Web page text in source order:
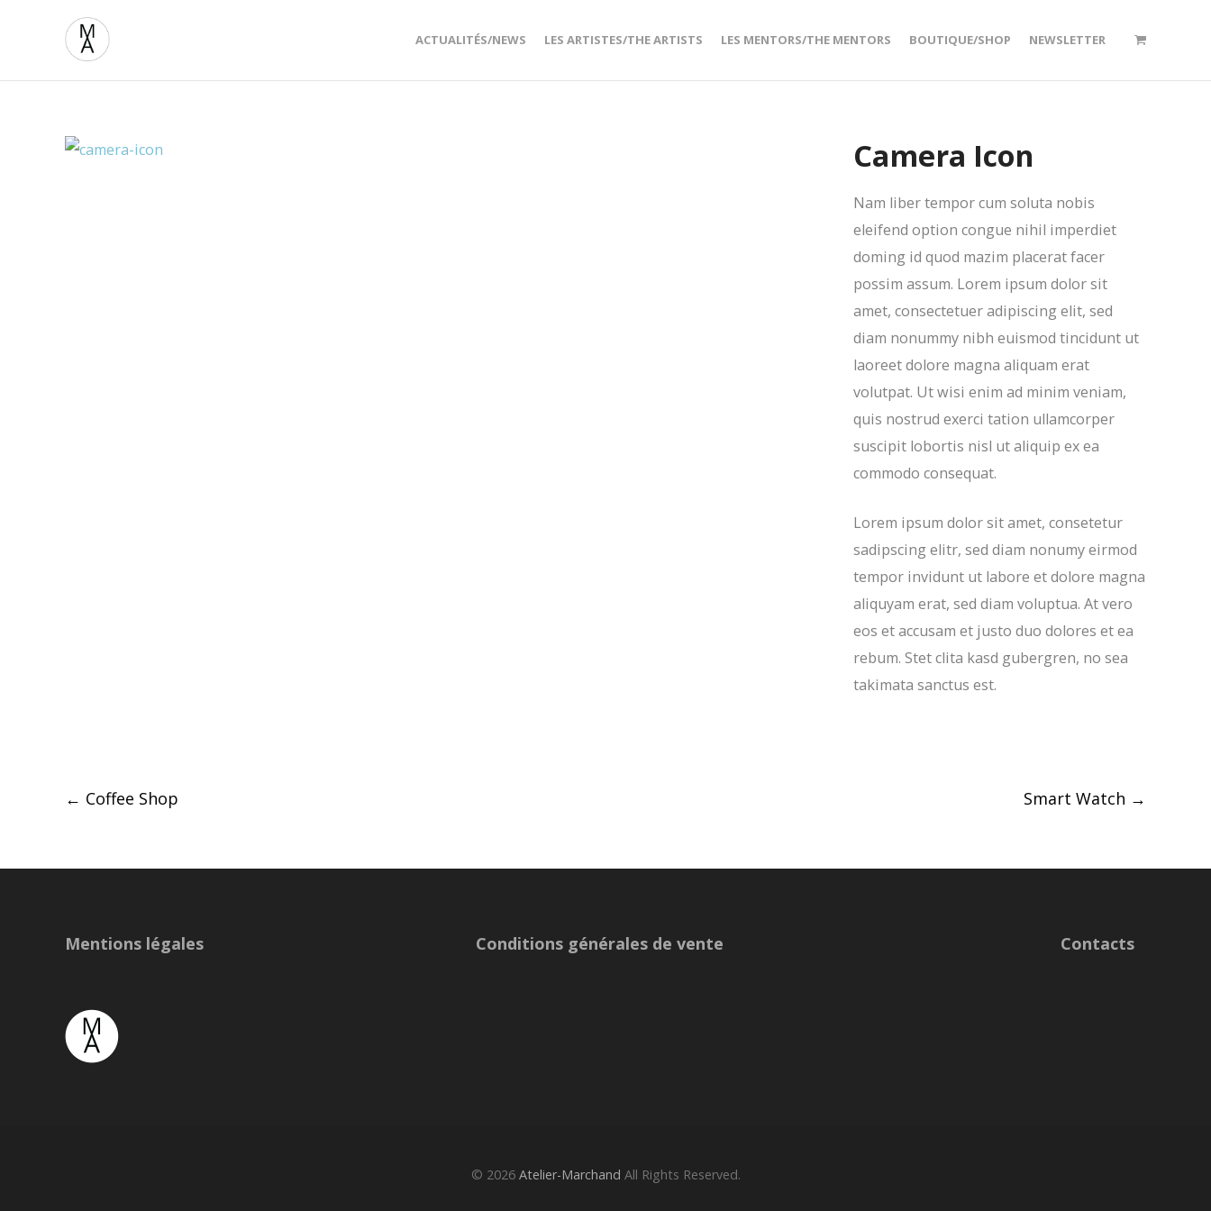
ACTUALITÉS/NEWS LES ARTISTES/THE ARTISTS LES MENTORS/THE MENTORS BOUTIQUE/SHOP NEWSLETTER
Camera Icon
Nam liber tempor cum soluta nobis
eleifend option congue nihil imperdiet
doming id quod mazim placerat facer
possim assum. Lorem ipsum dolor sit
amet, consectetuer adipiscing elit, sed
diam nonummy nibh euismod tincidunt ut
laoreet dolore magna aliquam erat
volutpat. Ut wisi enim ad minim veniam,
quis nostrud exerci tation ullamcorper
suscipit lobortis nisl ut aliquip ex ea
commodo consequat.
Lorem ipsum dolor sit amet, consetetur
sadipscing elitr, sed diam nonumy eirmod
tempor invidunt ut labore et dolore magna
aliquyam erat, sed diam voluptua. At vero
eos et accusam et justo duo dolores et ea
rebum. Stet clita kasd gubergren, no sea
takimata sanctus est.
Post
navigation
← Coffee Shop Smart Watch →
Mentions légales Conditions générales de vente Contacts
© 2026 Atelier-Marchand All Rights Reserved.